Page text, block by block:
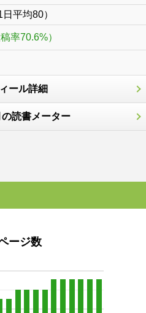
平均80）
率70.6%）
ール詳細
読書メーター
ージ数